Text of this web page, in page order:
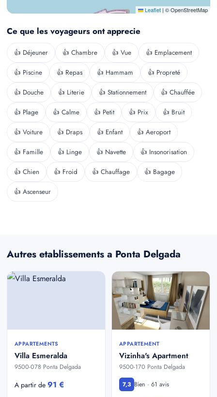
Leaflet | © OpenStreetMap
Ce que les voyageurs ont apprecie
👍 Déjeuner 👍 Chambre 👍 Vue 👍 Emplacement
👍 Piscine 👍 Repas 👍 Hammam 👍 Propreté
👍 Douche 👍 Literie 👍 Stationnement 👍 Chauffée
👍 Plage 👍 Calme 👍 Petit 👍 Prix 👍 Bruit
👍 Voiture 👍 Draps 👍 Enfant 👍 Aeroport
👍 Famille 👍 Linge 👍 Navette 👍 Insonorisation
👍 Chien 👍 Froid 👍 Chauffage 👍 Bagage
👍 Ascenseur
Autres etablissements a Ponta Delgada
APPARTEMENTS
Villa Esmeralda
9500-078 Ponta Delgada
A partir de 91 €
APPARTEMENT
Vizinha's Apartment
9500-170 Ponta Delgada
7,3 Bien · 61 avis